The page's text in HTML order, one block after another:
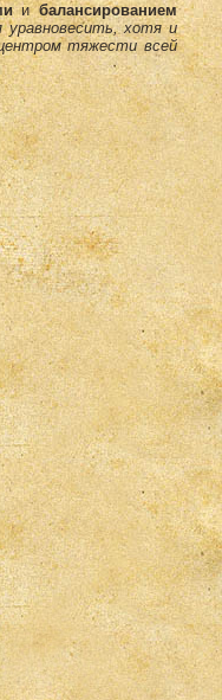
ибалансированием
уравновесить, хотя и
тяжести всей